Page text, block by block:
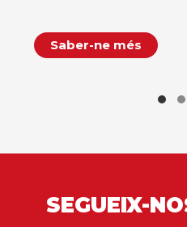
Saber-ne més
SEGUEIX-